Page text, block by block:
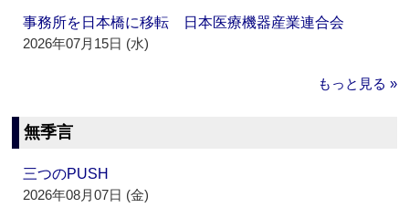
事務所を日本橋に移転 日本医療機器産業連合会
2026年07月15日 (水)
もっと見る »
無季言
三つのPUSH
2026年08月07日 (金)